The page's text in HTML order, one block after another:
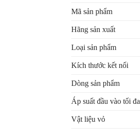
Mã sản phẩm
Hãng sản xuất
Loại sản phẩm
Kích thước kết nối
Dòng sản phẩm
Áp suất đầu vào tối đa
Vật liệu vỏ